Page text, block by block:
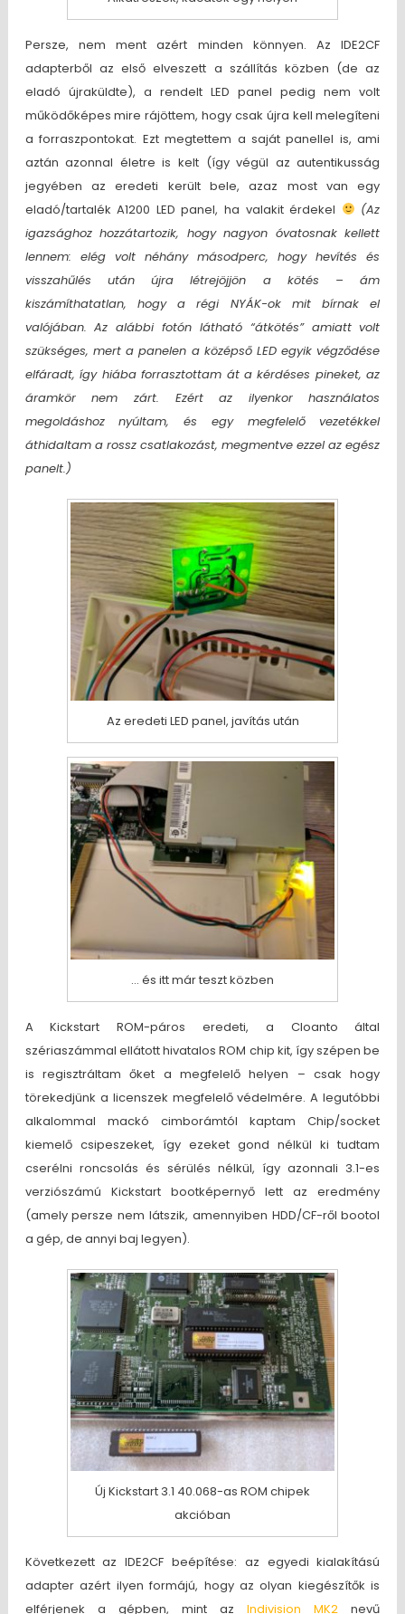
Persze, nem ment azért minden könnyen. Az IDE2CF
adapterből az első elveszett a szállítás közben (de az
eladó újraküldte), a rendelt LED panel pedig nem volt
működőképes mire rájöttem, hogy csak újra kell melegíteni
a forraszpontokat. Ezt megtettem a saját panellel is, ami
aztán azonnal életre is kelt (így végül az autentikusság
jegyében az eredeti került bele, azaz most van egy
eladó/tartalék A1200 LED panel, ha valakit érdekel
(Az
igazsághoz hozzátartozik, hogy nagyon óvatosnak kellett
lennem: elég volt néhány másodperc, hogy hevítés és
visszahűlés után újra létrejöjjön a kötés – ám
kiszámíthatatlan, hogy a régi NYÁK-ok mit bírnak el
valójában. Az alábbi fotón látható “átkötés” amiatt volt
szükséges, mert a panelen a középső LED egyik végződése
elfáradt, így hiába forrasztottam át a kérdéses pineket, az
áramkör nem zárt. Ezért az ilyenkor használatos
megoldáshoz nyúltam, és egy megfelelő vezetékkel
áthidaltam a rossz csatlakozást, megmentve ezzel az egész
panelt.)
Az eredeti LED panel, javítás után
… és itt már teszt közben
A Kickstart ROM-páros eredeti, a Cloanto által
szériaszámmal ellátott hivatalos ROM chip kit, így szépen be
is regisztráltam őket a megfelelő helyen – csak hogy
törekedjünk a licenszek megfelelő védelmére. A legutóbbi
alkalommal mackó cimborámtól kaptam Chip/socket
kiemelő csipeszeket, így ezeket gond nélkül ki tudtam
cserélni roncsolás és sérülés nélkül, így azonnali 3.1-es
verziószámú Kickstart bootképernyő lett az eredmény
(amely persze nem látszik, amennyiben HDD/CF-ről bootol
a gép, de annyi baj legyen).
Új Kickstart 3.1 40.068-as ROM chipek
akcióban
Következett az IDE2CF beépítése: az egyedi kialakítású
adapter azért ilyen formájú, hogy az olyan kiegészítők is
elférjenek a gépben, mint azIndivision MK2 nevű